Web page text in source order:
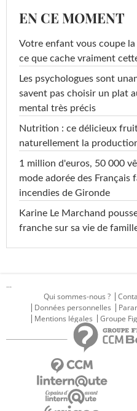
EN CE MOMENT
Votre enfant vous coupe la
ce que cache vraiment
Les psychologues sont
savent pas choisir un plat
mental très précis
Nutrition : ce délicieux
naturellement la
1 million d'euros, 50 000
mode adorée des
incendies de Gironde
Karine Le Marchand
franche sur sa vie de
...
Qui sommes-nous ?
Données personnelles
Mentions légales
Groupe